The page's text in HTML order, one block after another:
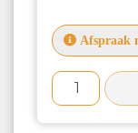
Afspraak